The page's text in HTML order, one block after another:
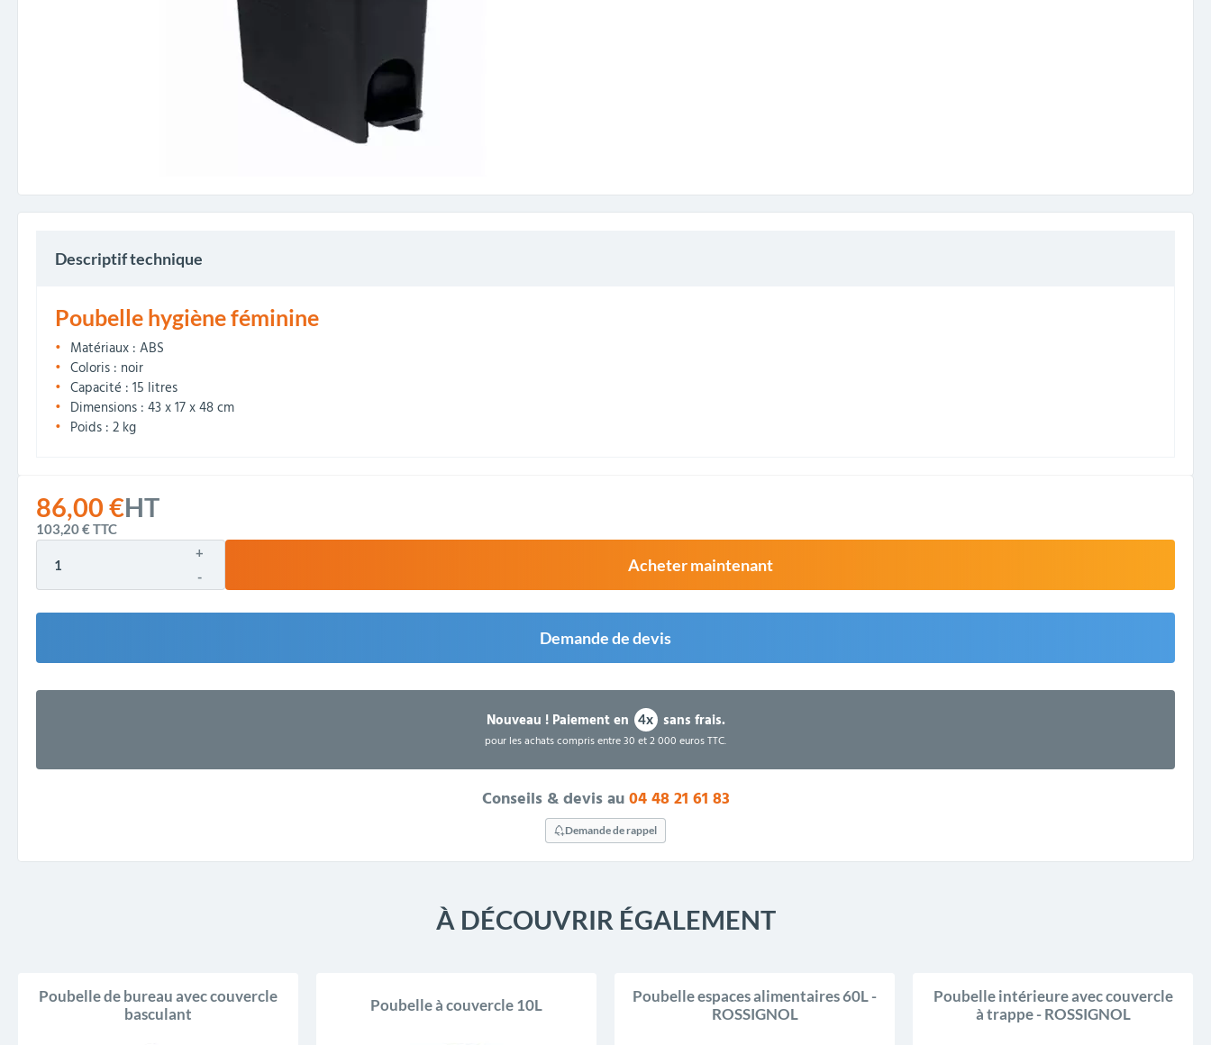
86,00 €HT
103,20 €TTC
+
-
Acheter maintenant
Demande de devis
Nouveau !Paiement en 4x sans frais.
pour les achats compris entre 30 et 2 000 euros TTC.
Conseils & devis au04 48 21 61 83
Demande de rappel
Descriptif technique
Poubelle hygiène féminine
Matériaux : ABS
Coloris : noir
Capacité : 15 litres
Dimensions : 43 x 17 x 48 cm
Poids : 2 kg
À DÉCOUVRIR ÉGALEMENT
Poubelle de bureau avec couvercle
basculant
Poubelle à couvercle 10L
Poubelle espaces alimentaires 60L -
ROSSIGNOL
Poubelle intérieure avec couvercle
à trappe - ROSSIGNOL